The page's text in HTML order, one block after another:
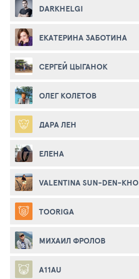
DARKHELGI
ЕКАТЕРИНА ЗАБОТИНА
СЕРГЕЙ ЦЫГАНОК
ОЛЕГ КОЛЕТОВ
ДАРА ЛЕН
ЕЛЕНА
VALENTINA SUN-DEN-KHO
TOORIGA
МИХАИЛ ФРОЛОВ
A11AU